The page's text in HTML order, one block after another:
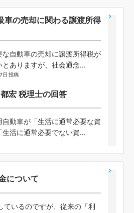
車の売却に関わる譲渡所得
な自動車の売却に譲渡所得税が
とありますが、社会通念...
日 投稿
宏 税理士の回答
自動車が「生活に通常必要な資
生活に通常必要でない資...
について
ているのですが、従来の「利